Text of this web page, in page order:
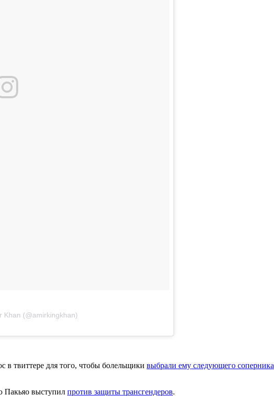
Khan (@amirkingkhan)
в твиттере для того, чтобы болельщики выбрали ему следующего соперника
Пакьяо выступил против защиты трансгендеров.